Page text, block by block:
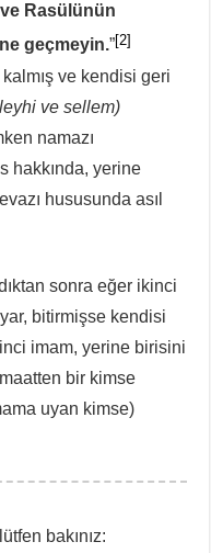
ve Rasülünün
geçmeyin.”[2]
ve kendisi geri
ve sellem)
namazı
hakkında, yerine
hususunda asıl
sonra eğer ikinci
bitirmişse kendisi
imam, yerine birisini
bir kimse
uyan kimse)
bakınız: